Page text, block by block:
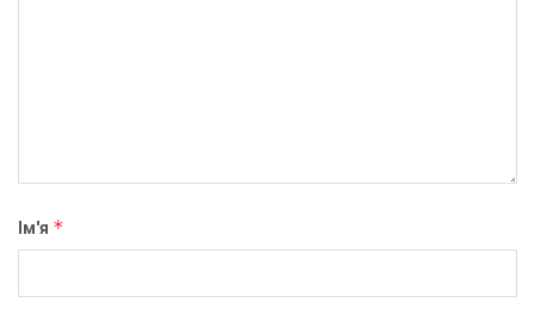
Ім'я *